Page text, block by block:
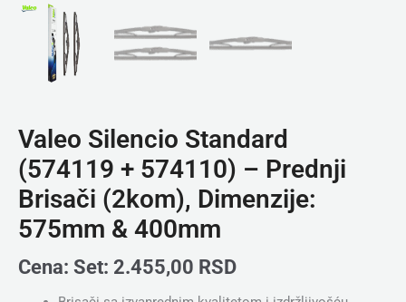
Valeo Silencio Standard
(574119 + 574110) – Prednji
Brisači (2kom), Dimenzije:
575mm & 400mm
Cena: Set: 2.455,00 RSD